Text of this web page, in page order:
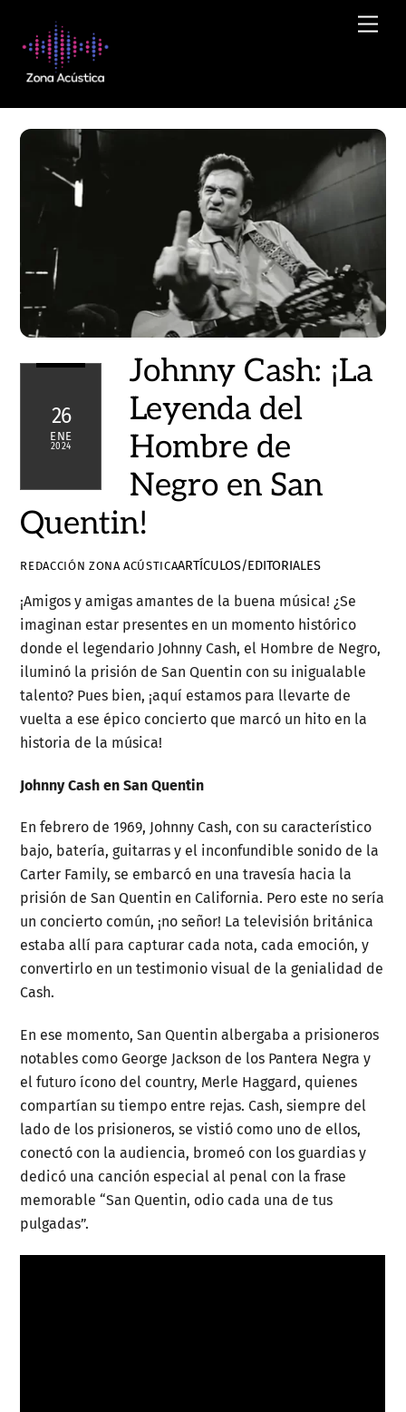
content
26
ENE
2024
Johnny Cash: ¡La
Leyenda del
Hombre de
Negro en San
Quentin!
REDACCIÓN ZONA ACÚSTICAARTÍCULOS/EDITORIALES
¡Amigos y amigas amantes de la buena música! ¿Se
imaginan estar presentes en un momento histórico
donde el legendario Johnny Cash, el Hombre de Negro,
iluminó la prisión de San Quentin con su inigualable
talento? Pues bien, ¡aquí estamos para llevarte de
vuelta a ese épico concierto que marcó un hito en la
historia de la música!
Johnny Cash en San Quentin
En febrero de 1969, Johnny Cash, con su característico
bajo, batería, guitarras y el inconfundible sonido de la
Carter Family, se embarcó en una travesía hacia la
prisión de San Quentin en California. Pero este no sería
un concierto común, ¡no señor! La televisión británica
estaba allí para capturar cada nota, cada emoción, y
convertirlo en un testimonio visual de la genialidad de
Cash.
En ese momento, San Quentin albergaba a prisioneros
notables como George Jackson de los Pantera Negra y
el futuro ícono del country, Merle Haggard, quienes
compartían su tiempo entre rejas. Cash, siempre del
lado de los prisioneros, se vistió como uno de ellos,
conectó con la audiencia, bromeó con los guardias y
dedicó una canción especial al penal con la frase
memorable “San Quentin, odio cada una de tus
pulgadas”.